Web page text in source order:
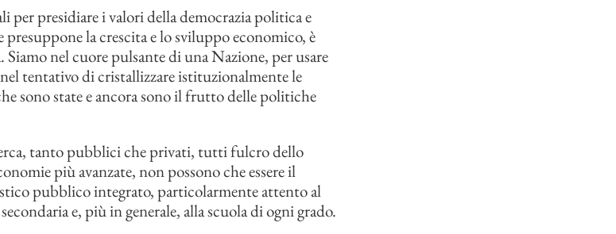
per presidiare i valori della democrazia politica e
presuppone la crescita e lo sviluppo economico, è
nel cuore pulsante di una Nazione, per usare
nel tentativo di cristallizzare istituzionalmente le
sono state e ancora sono il frutto delle politiche
tanto pubblici che privati, tutti fulcro dello
più avanzate, non possono che essere il
pubblico integrato, particolarmente attento al
e, più in generale, alla scuola di ogni grado.